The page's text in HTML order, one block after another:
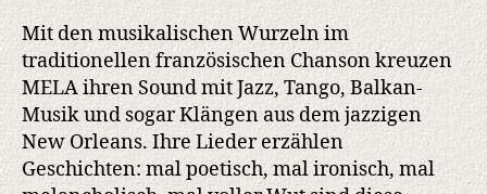
Mit den musikalischen Wurzeln im
traditionellen französischen Chanson kreuzen
MELA ihren Sound mit Jazz, Tango, Balkan-
Musik und sogar Klängen aus dem jazzigen
New Orleans. Ihre Lieder erzählen
Geschichten: mal poetisch, mal ironisch, mal